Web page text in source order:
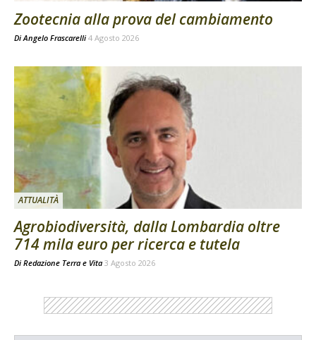
Zootecnia alla prova del cambiamento
DiAngelo Frascarelli 4 Agosto 2026
ATTUALITÀ
Agrobiodiversità, dalla Lombardia oltre
714 mila euro per ricerca e tutela
Di Redazione Terra e Vita 3 Agosto 2026